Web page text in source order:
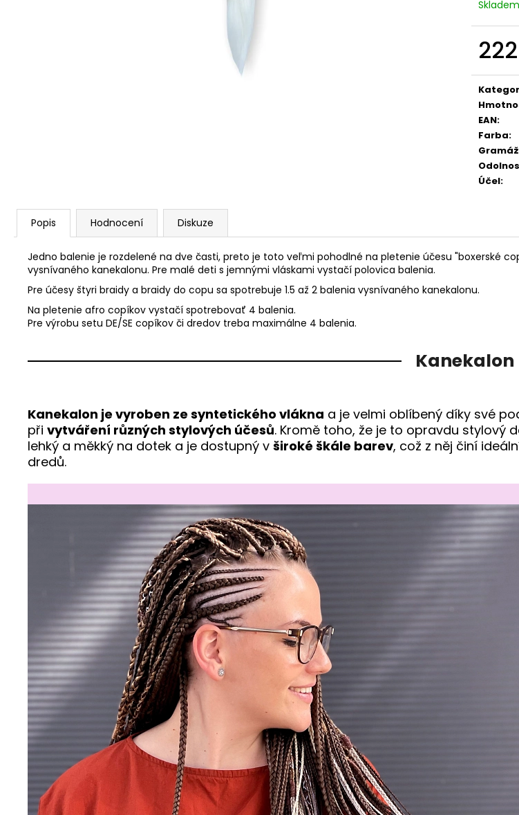
Skladem
cena:
EAN:
Farba:
Gramáž
Účel:
Popis Hodnocení Diskuze
Jedno balenie je rozdelené na dve časti, preto je toto veľmi pohodlné na pletenie účesu "boxerské
vysnívaného kanekalonu. Pre malé deti s jemnými vláskami vystačí polovica balenia.
Pre účesy štyri braidy a braidy do copu sa spotrebuje 1.5 až 2 balenia vysnívaného kanekalonu.
Na pletenie afro copíkov vystačí spotrebovať 4 balenia.
Pre výrobu setu DE/SE copíkov či dredov treba maximálne 4 balenia.
Kanekalon
Kanekalon je vyroben ze syntetického vlákna a je velmi oblíbený díky své
při vytváření různých stylových účesů. Kromě toho, že je to opravdu stylový
lehký a měkký na dotek a je dostupný v široké škále barev, což z něj činí
dredů.